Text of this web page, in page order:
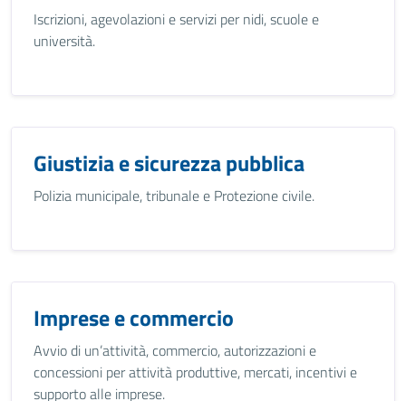
Iscrizioni, agevolazioni e servizi per nidi, scuole e
università.
Giustizia e sicurezza pubblica
Polizia municipale, tribunale e Protezione civile.
Imprese e commercio
Avvio di un’attività, commercio, autorizzazioni e
concessioni per attività produttive, mercati, incentivi e
supporto alle imprese.